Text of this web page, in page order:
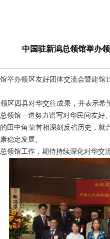
中国驻新潟总领馆举办
办领区友好团体交流会暨建馆
四县对华交往成果，并表示希
领馆一道努力谱写对华民间友好
中角荣首相深刻反省历史，就
稳定发展。
馆工作，期待持续深化对华交